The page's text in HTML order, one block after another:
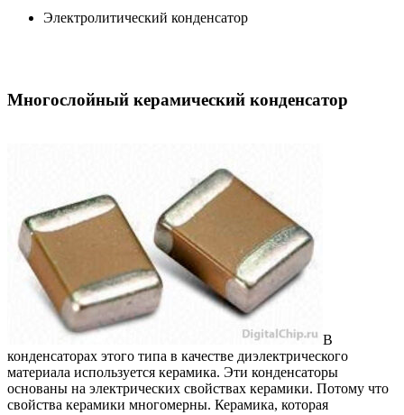
Электролитический конденсатор
Многослойный керамический конденсатор
В
конденсаторах этого типа в качестве диэлектрического
материала используется керамика. Эти конденсаторы
основаны на электрических свойствах керамики. Потому что
свойства керамики многомерны. Керамика, которая